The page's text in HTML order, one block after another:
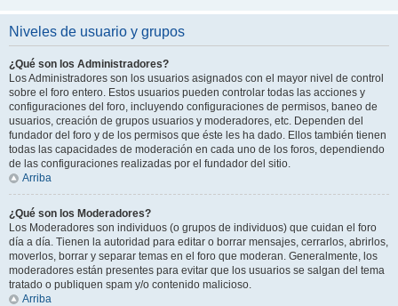
Niveles de usuario y grupos
¿Qué son los Administradores?
Los Administradores son los usuarios asignados con el mayor nivel de control
sobre el foro entero. Estos usuarios pueden controlar todas las acciones y
configuraciones del foro, incluyendo configuraciones de permisos, baneo de
usuarios, creación de grupos usuarios y moderadores, etc. Dependen del
fundador del foro y de los permisos que éste les ha dado. Ellos también tienen
todas las capacidades de moderación en cada uno de los foros, dependiendo
de las configuraciones realizadas por el fundador del sitio.
Arriba
¿Qué son los Moderadores?
Los Moderadores son individuos (o grupos de individuos) que cuidan el foro
día a día. Tienen la autoridad para editar o borrar mensajes, cerrarlos, abrirlos,
moverlos, borrar y separar temas en el foro que moderan. Generalmente, los
moderadores están presentes para evitar que los usuarios se salgan del tema
tratado o publiquen spam y/o contenido malicioso.
Arriba